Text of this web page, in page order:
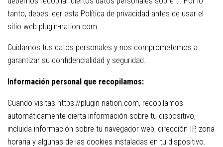
tanto, debes leer esta Política de privacidad antes de usar el
sitio web plugin-nation.com.
Cuidamos tus datos personales y nos comprometemos a
garantizar su confidencialidad y seguridad.
Información personal que recopilamos:
Cuando visitas https://plugin-nation.com, recopilamos
automáticamente cierta información sobre tu dispositivo,
incluida información sobre tu navegador web, dirección IP, zona
horaria y algunas de las cookies instaladas en tu dispositivo.